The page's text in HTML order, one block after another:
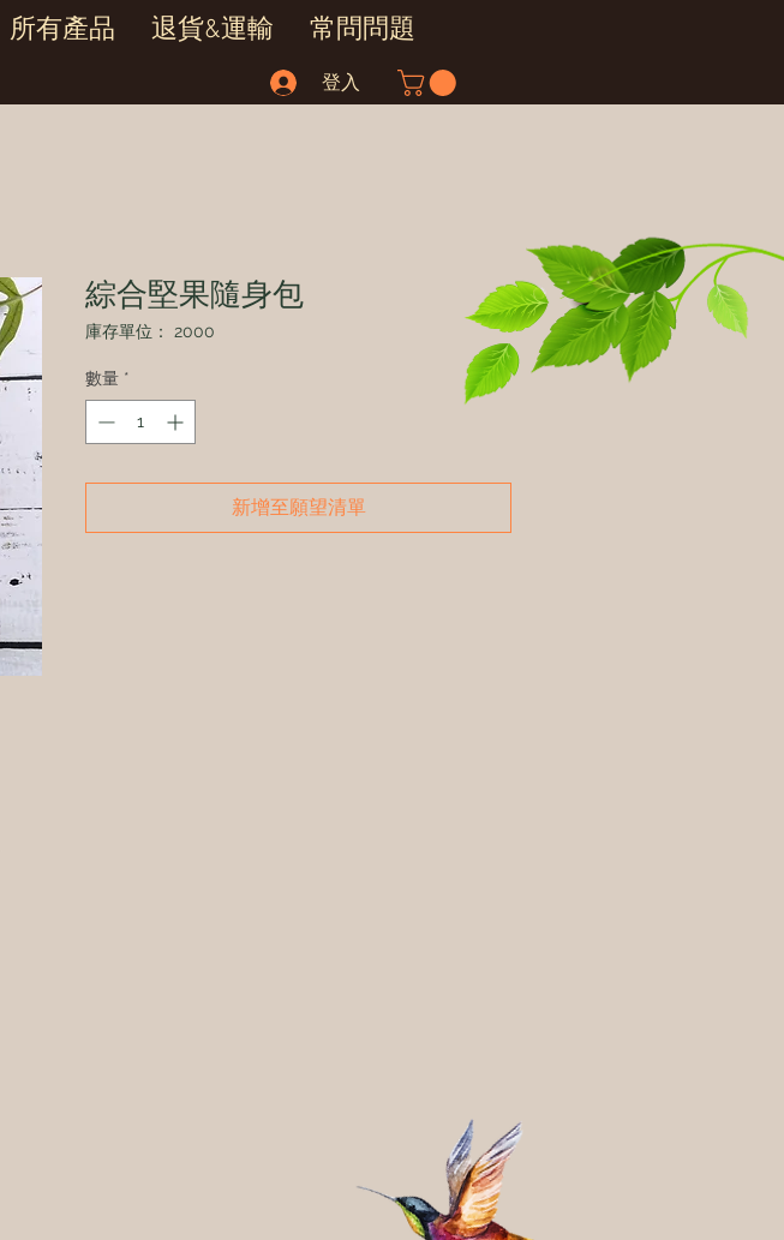
所有產品 退貨&運輸 常問問題
登入
綜合堅果隨身包
庫存單位： 2000
數量 *
新增至願望清單